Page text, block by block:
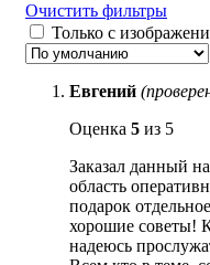
Очистить фильтры
Только с
Евгений
Оценка 5 из 5
Заказал данный
область
подарок
хорошие советы!
надеюсь